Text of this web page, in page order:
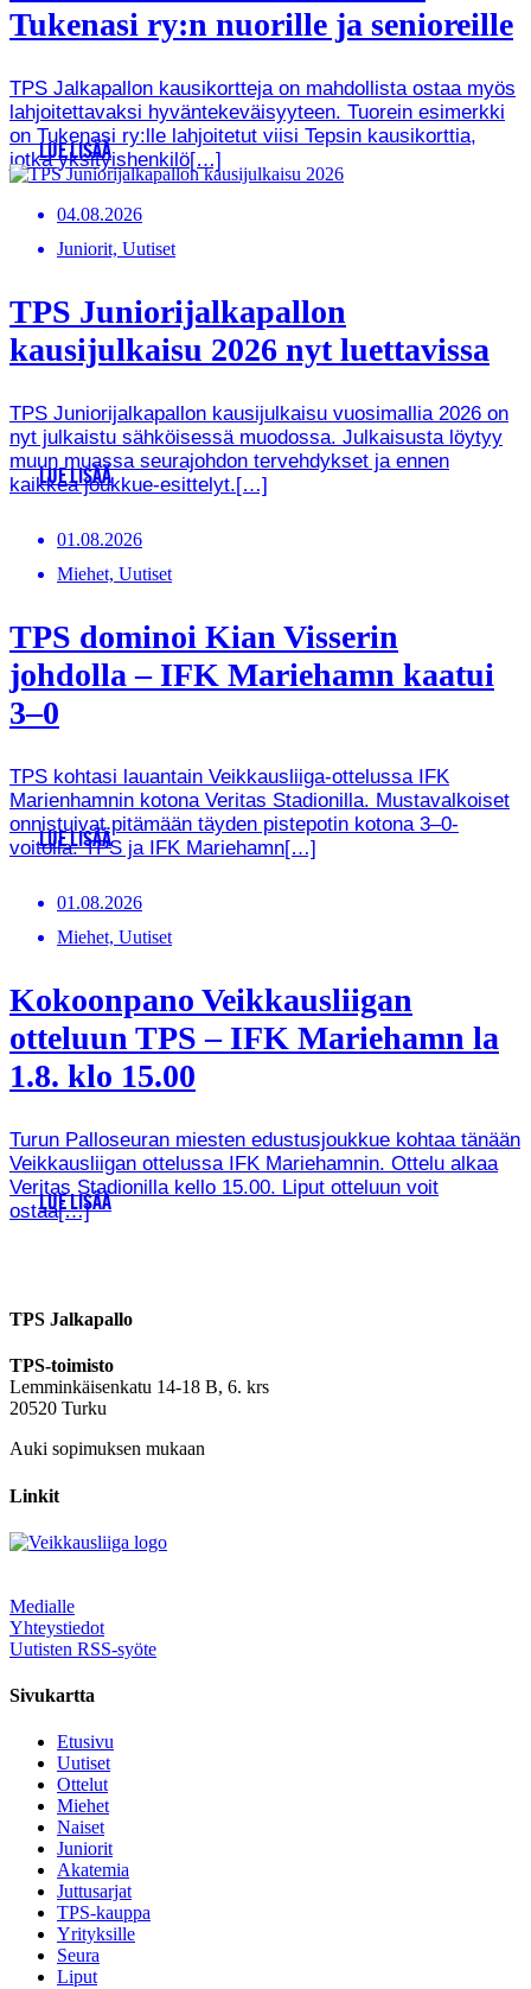
Tukenasi ry:n nuorille ja senioreille
TPS Jalkapallon kausikortteja on mahdollista ostaa myös
lahjoitettavaksi hyväntekeväisyyteen. Tuorein esimerkki
on Tukenasi ry:lle lahjoitetut viisi Tepsin kausikorttia,
jotka yksityishenkilö[…]
LUE LISÄÄ
04.08.2026
Juniorit, Uutiset
TPS Juniorijalkapallon
kausijulkaisu 2026 nyt luettavissa
TPS Juniorijalkapallon kausijulkaisu vuosimallia 2026 on
nyt julkaistu sähköisessä muodossa. Julkaisusta löytyy
muun muassa seurajohdon tervehdykset ja ennen
kaikkea joukkue-esittelyt.[…]
LUE LISÄÄ
01.08.2026
Miehet, Uutiset
TPS dominoi Kian Visserin
johdolla – IFK Mariehamn kaatui
3–0
TPS kohtasi lauantain Veikkausliiga-ottelussa IFK
Marienhamnin kotona Veritas Stadionilla. Mustavalkoiset
onnistuivat pitämään täyden pistepotin kotona 3–0-
voitolla. TPS ja IFK Mariehamn[…]
LUE LISÄÄ
01.08.2026
Miehet, Uutiset
Kokoonpano Veikkausliigan
otteluun TPS – IFK Mariehamn la
1.8. klo 15.00
Turun Palloseuran miesten edustusjoukkue kohtaa tänään
Veikkausliigan ottelussa IFK Mariehamnin. Ottelu alkaa
Veritas Stadionilla kello 15.00. Liput otteluun voit
ostaa[…]
LUE LISÄÄ
TPS Jalkapallo
TPS-toimisto
Lemminkäisenkatu 14-18 B, 6. krs
20520 Turku
Auki sopimuksen mukaan
Linkit
Medialle
Yhteystiedot
Uutisten RSS-syöte
Sivukartta
Etusivu
Uutiset
Ottelut
Miehet
Naiset
Juniorit
Akatemia
Juttusarjat
TPS-kauppa
Yrityksille
Seura
Liput